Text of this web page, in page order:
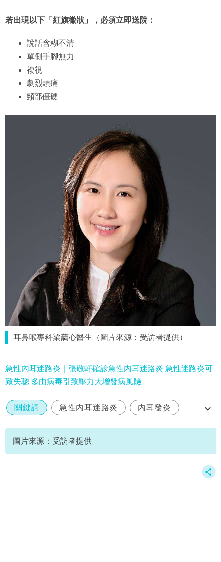
若出現以下「紅旗徵狀」，必須立即送院：
說話含糊不清
單側手腳無力
複視
劇烈頭痛
頸部僵硬
耳鼻喉專科梁藹心醫生（圖片來源：受訪者提供）
急性內耳迷路炎｜張敬軒確診急性內耳迷路炎 急性迷路炎可
致失聰 多由病毒引致壓力大增發病風險
關鍵詞 急性內耳迷路炎 內耳發炎
症狀
治療
圖片來源：受訪者提供